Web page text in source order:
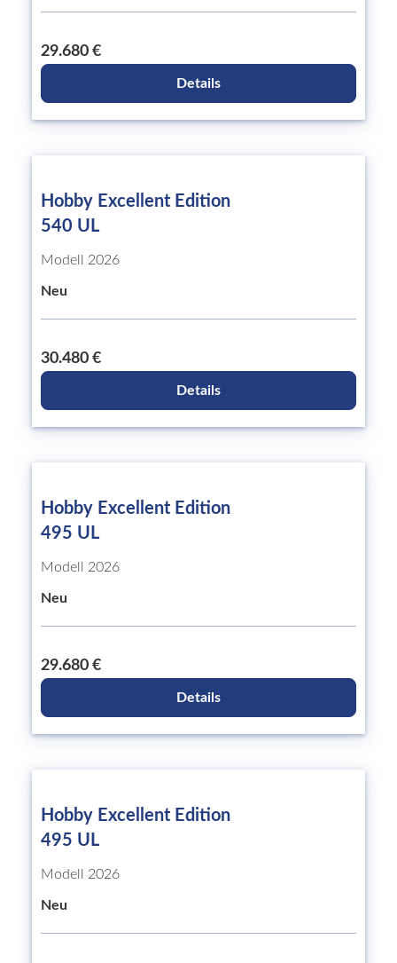
29.680 €
Details
Hobby Excellent Edition
540 UL
Modell 2026
Neu
30.480 €
Details
Hobby Excellent Edition
495 UL
Modell 2026
Neu
29.680 €
Details
Hobby Excellent Edition
495 UL
Modell 2026
Neu